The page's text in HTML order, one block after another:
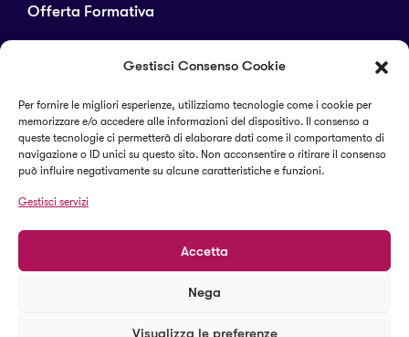
Gestisci Consenso Cookie
Per fornire le migliori esperienze, utilizziamo tecnologie come i cookie per
memorizzare e/o accedere alle informazioni del dispositivo. Il consenso a
queste tecnologie ci permetterà di elaborare dati come il comportamento di
navigazione o ID unici su questo sito. Non acconsentire o ritirare il consenso
può influire negativamente su alcune caratteristiche e funzioni.
Gestisci servizi
Accetta
Nega
Visualizza le preferenze
Offerta Formativa
Corsi di perfezionamento
Alta formazione